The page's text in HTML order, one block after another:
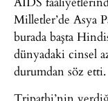
Milletler’de Asya
burada başta
dünyadaki cinsel
durumdan söz etti.